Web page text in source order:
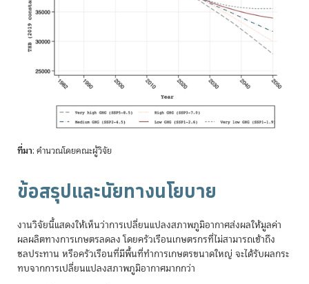
ที่มา: คำนวณโดยคณะผู้วิจัย
ข้อสรุปและนัยทางนโยบาย
งานวิจัยนี้แสดงให้เห็นว่าการเปลี่ยนแปลงสภาพภูมิอากาศส่งผลให้มูลค่า
ผลผลิตทางการเกษตรลดลง โดยครัวเรือนเกษตรกรที่ไม่สามารถเข้าถึง
ชลประทาน หรือครัวเรือนที่มีพื้นที่ทำการเกษตรขนาดใหญ่ จะได้รับผลกระ
ทบจากการเปลี่ยนแปลงสภาพภูมิอากาศมากกว่า